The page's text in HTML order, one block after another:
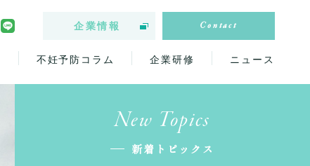
企業情報 Contact
不妊予防コラム 企業研修 ニュース
New Topics
新着トピックス